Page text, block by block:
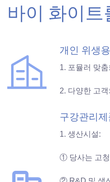
바이 화이
개인 위생
1. 포뮬러 맞
2. 다양한 고
구강관리
1. 생산시설:
① 당사는 고청